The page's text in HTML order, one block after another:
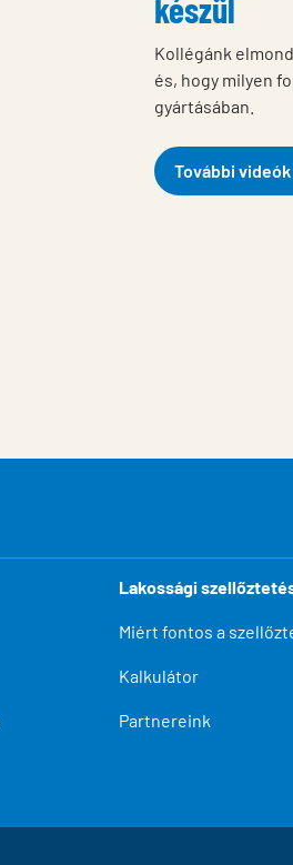
készül
Kollégánk
és, hogy milyen
gyártásában.
További videók
Lakossági
Miért fontos a
Kalkulátor
Partnereink